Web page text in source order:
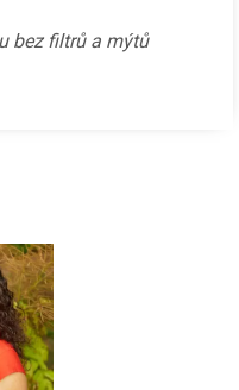
bez filtrů a mýtů